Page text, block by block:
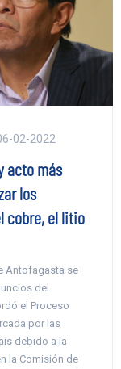
02-2022
acto más
los
cobre, el litio
Antofagasta se
del
el Proceso
por las
debido a la
la Comisión de